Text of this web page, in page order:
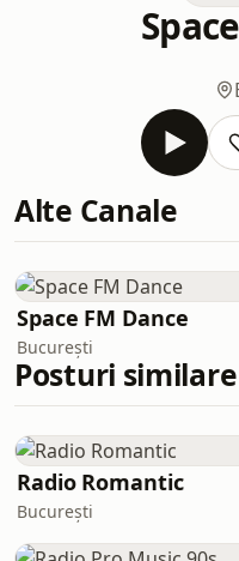
Alte Canale
Space FM Dance
București
Posturi similare
Radio Romantic
București